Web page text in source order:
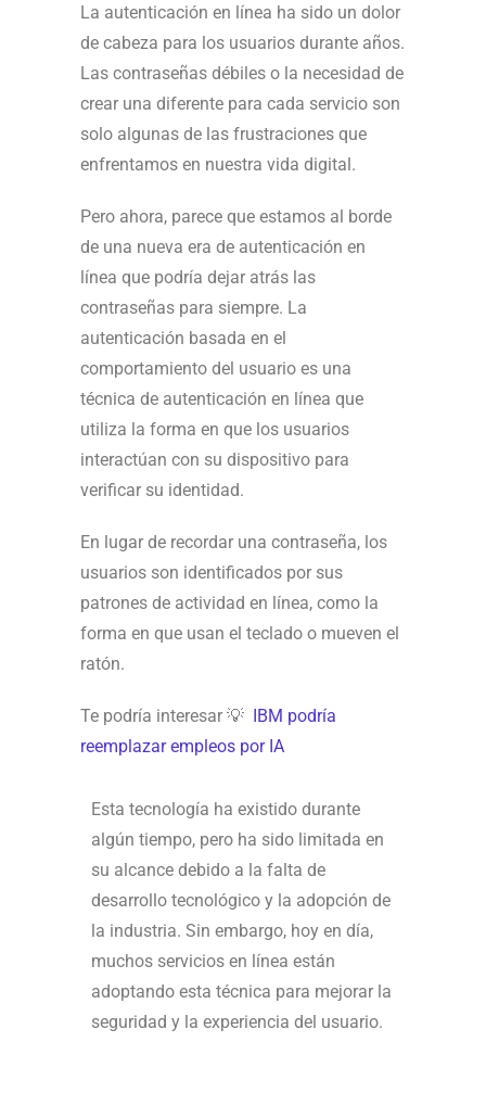
La autenticación en línea ha sido un dolor
de cabeza para los usuarios durante años.
Las contraseñas débiles o la necesidad de
crear una diferente para cada servicio son
solo algunas de las frustraciones que
enfrentamos en nuestra vida digital.
Pero ahora, parece que estamos al borde
de una nueva era de autenticación en
línea que podría dejar atrás las
contraseñas para siempre. La
autenticación basada en el
comportamiento del usuario es una
técnica de autenticación en línea que
utiliza la forma en que los usuarios
interactúan con su dispositivo para
verificar su identidad.
En lugar de recordar una contraseña, los
usuarios son identificados por sus
patrones de actividad en línea, como la
forma en que usan el teclado o mueven el
ratón.
Te podría interesar 💡 IBM podría
reemplazar empleos por IA
Esta tecnología ha existido durante
algún tiempo, pero ha sido limitada en
su alcance debido a la falta de
desarrollo tecnológico y la adopción de
la industria. Sin embargo, hoy en día,
muchos servicios en línea están
adoptando esta técnica para mejorar la
seguridad y la experiencia del usuario.